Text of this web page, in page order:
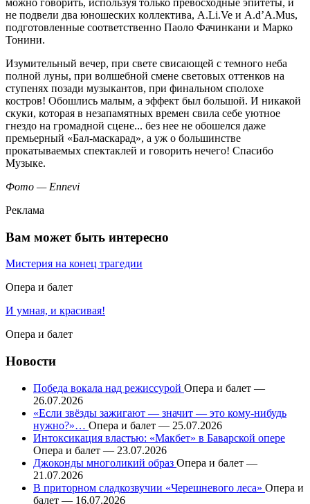
не подвели два юношеских коллектива, A.Li.Ve и A.d’A.Mus,
подготовленные соответственно Паоло Фачинкани и Марко
Тонини.
Изумительный вечер, при свете свисающей с темного неба
полной луны, при волшебной смене световых оттенков на
ступенях позади музыкантов, при финальном сполохе
костров! Обошлись малым, а эффект был большой. И никакой
скуки, которая в незапамятных времен свила себе уютное
гнездо на громадной сцене... без нее не обошелся даже
премьерный «Бал-маскарад», а уж о большинстве
прокатываемых спектаклей и говорить нечего! Спасибо
Музыке.
Фото — Ennevi
Реклама
Вам может быть интересно
Мистерия на конец трагедии
Опера и балет
И умная, и красивая!
Опера и балет
Новости
Победа вокала над режиссурой Опера и балет —
26.07.2026
«Если звёзды зажигают — значит — это кому-нибудь
нужно?»… Опера и балет — 25.07.2026
Интоксикация властью: «Макбет» в Баварской опере
Опера и балет — 23.07.2026
Джоконды многоликий образ Опера и балет —
21.07.2026
В приторном сладкозвучии «Черешневого леса» Опера и
балет — 16.07.2026